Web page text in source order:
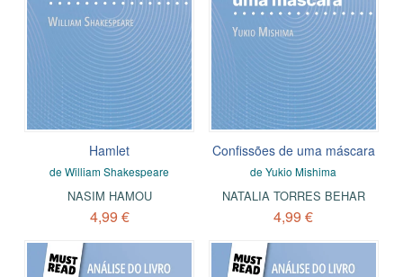
Hamlet
de William Shakespeare
NASIM HAMOU
4,99 €
Confissões de uma máscara
de Yukio Mishima
NATALIA TORRES BEHAR
4,99 €